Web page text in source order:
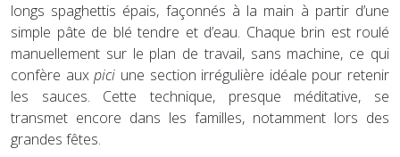
longs spaghettis épais, façonnés à la main à partir d’une
simple pâte de blé tendre et d’eau. Chaque brin est roulé
manuellement sur le plan de travail, sans machine, ce qui
confère auxpici une section irrégulière idéale pour retenir
les sauces. Cette technique, presque méditative, se
transmet encore dans les familles, notamment lors des
grandes fêtes.